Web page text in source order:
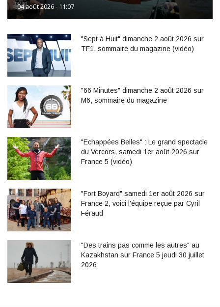
04 août 2026 - 11:07
"Sept à Huit" dimanche 2 août 2026 sur
TF1, sommaire du magazine (vidéo)
"66 Minutes" dimanche 2 août 2026 sur
M6, sommaire du magazine
"Echappées Belles" : Le grand spectacle
du Vercors, samedi 1er août 2026 sur
France 5 (vidéo)
"Fort Boyard" samedi 1er août 2026 sur
France 2, voici l'équipe reçue par Cyril
Féraud
"Des trains pas comme les autres" au
Kazakhstan sur France 5 jeudi 30 juillet
2026